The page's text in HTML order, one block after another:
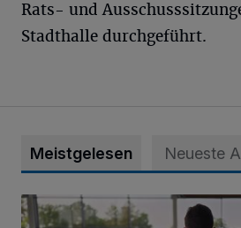
Rats- und
Stadthalle durchgeführt.
Meistgelesen Neueste
Flotte Flosse sehr erfolgreich!